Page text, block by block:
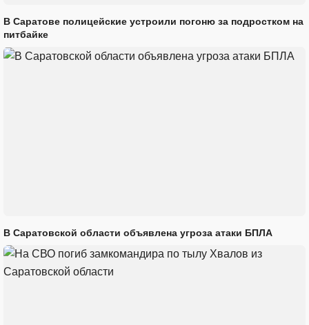
В Саратове полицейские устроили погоню за подростком на
питбайке
В Саратовской области объявлена угроза атаки БПЛА